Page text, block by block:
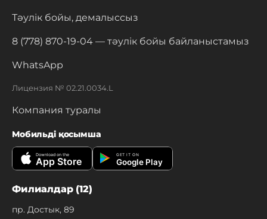
Тәулік бойы, демалыссыз
8 (778) 870-19-04 — тәулік бойы байланыстамыз
WhatsApp
Лицензия № 02.21.0034.L
Компания туралы
Мобильді қосымша
Download on the
App Store
GET IT ON
Google Play
Филиалдар (12)
пр. Достык, 89